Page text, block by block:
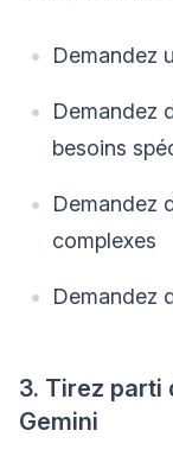
Demandez
Demandez
besoins
Demandez
complexes
Demandez
3. Tirez parti
Gemini